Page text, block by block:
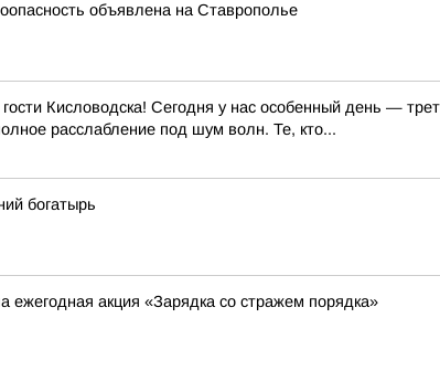
объявлена на Ставрополье
Кисловодска! Сегодня у нас особенный день —
расслабление под шум волн. Те, кто...
богатырь
ежегодная акция «Зарядка со стражем порядка»